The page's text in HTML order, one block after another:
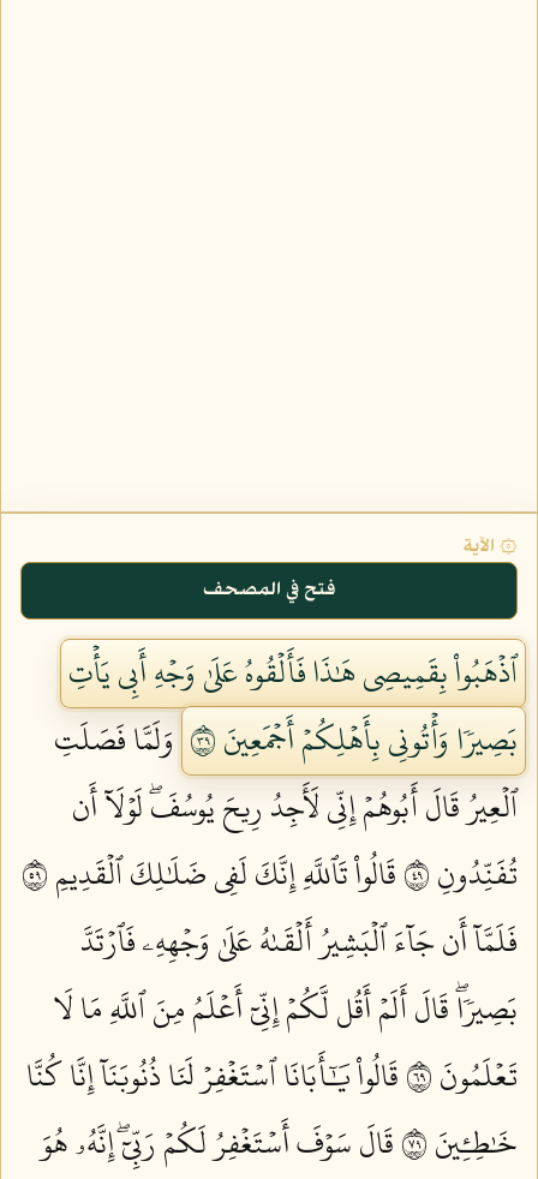
۞ الآية
فتح في المصحف
ٱذۡهَبُواْ بِقَمِيصِي هَٰذَا فَأَلۡقُوهُ عَلَىٰ وَجۡهِ أَبِي يَأۡتِ
بَصِيرٗا وَأۡتُونِي بِأَهۡلِكُمۡ أَجۡمَعِينَ ٩٣
وَلَمَّا فَصَلَتِ
ٱلۡعِيرُ قَالَ أَبُوهُمۡ إِنِّي لَأَجِدُ رِيحَ يُوسُفَۖ لَوۡلَآ أَن
تُفَنِّدُونِ ٩٤
قَالُواْ تَٱللَّهِ إِنَّكَ لَفِي ضَلَٰلِكَ ٱلۡقَدِيمِ ٩٥
فَلَمَّآ أَن جَآءَ ٱلۡبَشِيرُ أَلۡقَىٰهُ عَلَىٰ وَجۡهِهِۦ فَٱرۡتَدَّ
بَصِيرٗاۖ قَالَ أَلَمۡ أَقُل لَّكُمۡ إِنِّيٓ أَعۡلَمُ مِنَ ٱللَّهِ مَا لَا
تَعۡلَمُونَ ٩٦
قَالُواْ يَٰٓأَبَانَا ٱسۡتَغۡفِرۡ لَنَا ذُنُوبَنَآ إِنَّا كُنَّا
خَٰطِـِٔينَ ٩٧
قَالَ سَوۡفَ أَسۡتَغۡفِرُ لَكُمۡ رَبِّيٓۖ إِنَّهُۥ هُوَ